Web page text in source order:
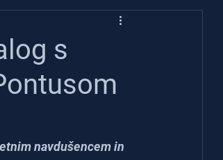
s
navdušencem in